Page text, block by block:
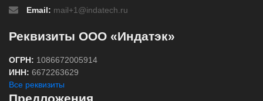
Email: mail+1@indatech.ru
Реквизиты ООО «Индатэк»
ОГРН: 1086672005914
ИНН: 6672263629
Все реквизиты
Предложения